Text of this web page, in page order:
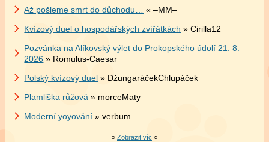
Až pošleme smrt do důchodu… « –MM–
Kvízový duel o hospodářských zvířátkách » Cirilla12
Pozvánka na Alíkovský výlet do Prokopského údolí 21. 8.
2026 » Romulus-Caesar
Polský kvízový duel » DžungaráčekChlupáček
Plamliška růžová » morceMaty
Moderní yoyování » verbum
» Zobrazit víc «